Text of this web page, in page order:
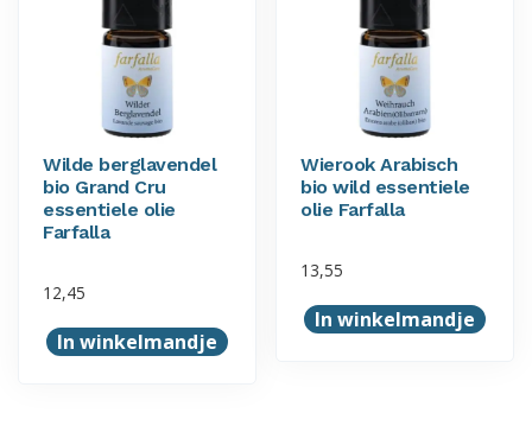
Wilde berglavendel
bio Grand Cru
essentiele olie
Farfalla
12,45
In winkelmandje
Wierook Arabisch
bio wild essentiele
olie Farfalla
13,55
In winkelmandje